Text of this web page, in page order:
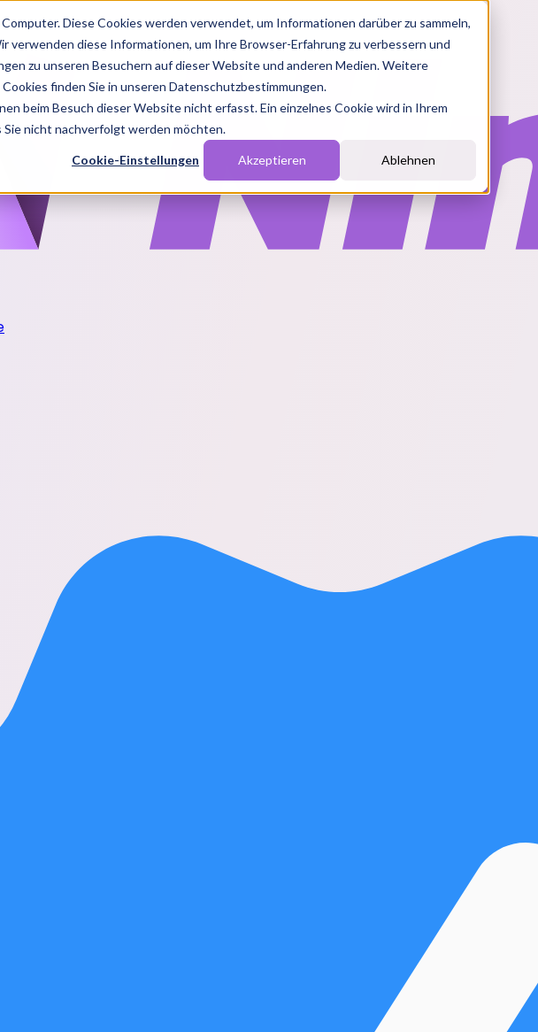
Diese Cookies werden verwendet, um Informationen darüber zu sammeln,
verwenden diese Informationen, um Ihre Browser-Erfahrung zu verbessern und
zu unseren Besuchern auf dieser Website und anderen Medien. Weitere
finden Sie in unseren Datenschutzbestimmungen.
beim Besuch dieser Website nicht erfasst. Ein einzelnes Cookie wird in Ihrem
Sie nicht nachverfolgt werden möchten.
Cookie-Einstellungen Akzeptieren Ablehnen